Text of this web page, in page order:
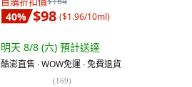
40% $98 ($1.96/10ml)
明天 8/8 (六) 預計送達
酷澎直售 ∙ WOW免運 ∙ 免費退貨
(169)